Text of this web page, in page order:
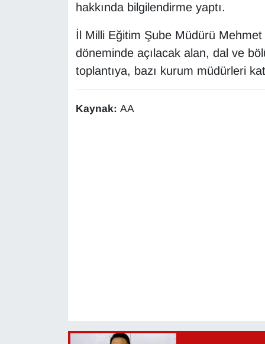
hakkında bilgilendirme yaptı.
İl Milli Eğitim Şube Müdürü
döneminde açılacak alan, dal ve
toplantıya, bazı kurum müdürleri
Kaynak: AA
Kültür & Sanat
MAGAZİN